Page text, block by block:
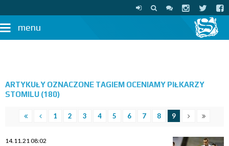
menu
ARTYKUŁY OZNACZONE TAGIEM OCENIAMY PIŁKARZY
STOMILU (180)
1 2 3 4 5 6 7 8 9
14.11.21 08:02